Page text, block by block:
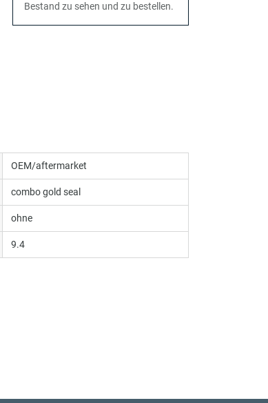
Bestand zu sehen und zu bestellen.
OEM/aftermarket
combo gold seal
ohne
9.4